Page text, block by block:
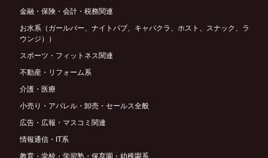
金融・保険・会計・税務関連
お水系（ガールバー、ナイトパブ、キャバクラ、ホスト、スナック、ラ
ウンジ））
スポーツ・フィットネス関連
不動産・リフォーム系
介護・医療
小売り・アパレル・卸売・セールス全般
広告・広報・マスコミ関連
情報通信・IT系
教育・学校・学習塾・保育園・幼稚園系